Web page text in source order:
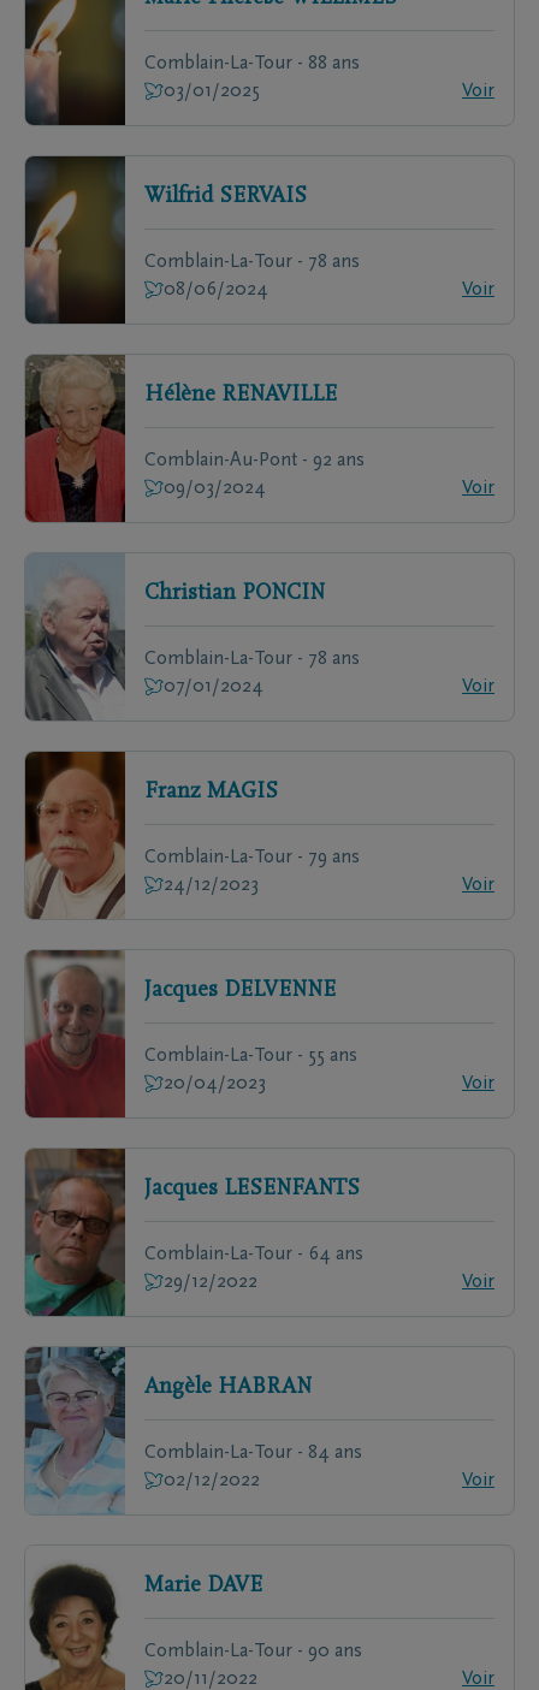
Comblain-La-Tour - 88 ans
03/01/2025
Voir
Wilfrid SERVAIS
Comblain-La-Tour - 78 ans
08/06/2024
Voir
Hélène RENAVILLE
Comblain-Au-Pont - 92 ans
09/03/2024
Voir
Christian PONCIN
Comblain-La-Tour - 78 ans
07/01/2024
Voir
Franz MAGIS
Comblain-La-Tour - 79 ans
24/12/2023
Voir
Jacques DELVENNE
Comblain-La-Tour - 55 ans
20/04/2023
Voir
Jacques LESENFANTS
Comblain-La-Tour - 64 ans
29/12/2022
Voir
Angèle HABRAN
Comblain-La-Tour - 84 ans
02/12/2022
Voir
Marie DAVE
Comblain-La-Tour - 90 ans
20/11/2022
Voir